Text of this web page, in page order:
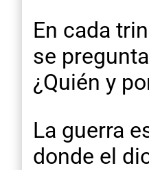
En cada
se
¿Quién y
La guerra
donde el